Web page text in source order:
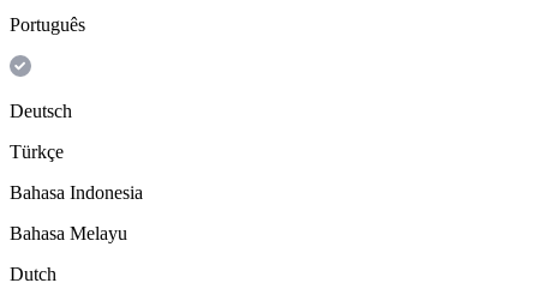
Português
Deutsch
Türkçe
Bahasa Indonesia
Bahasa Melayu
Dutch